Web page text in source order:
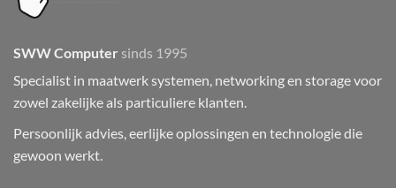
SWW Computer sinds 1995
Specialist in maatwerk systemen, networking en storage voor
zowel zakelijke als particuliere klanten.
Persoonlijk advies, eerlijke oplossingen en technologie die
gewoon werkt.